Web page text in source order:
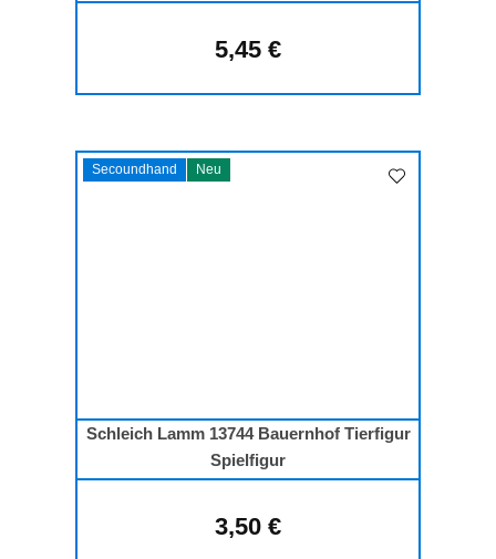
Regulärer Preis:
5,45 €
Secoundhand Neu
Schleich Lamm 13744 Bauernhof Tierfigur
Spielfigur
Regulärer Preis:
3,50 €